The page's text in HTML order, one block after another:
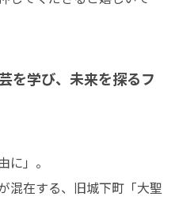
を学び、未来を探るフ
」。
混在する、旧城下町「大聖